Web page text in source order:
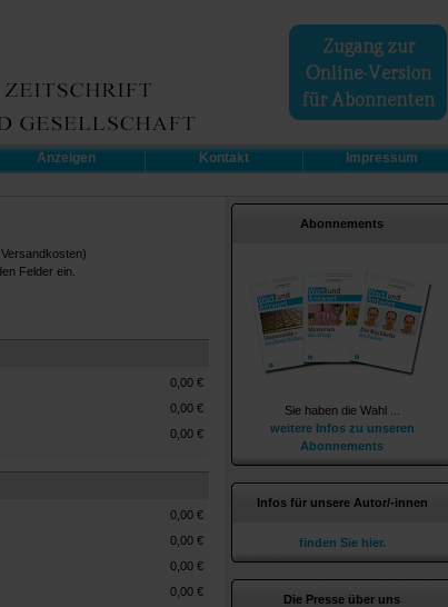
Anzeigen Kontakt Impressum
Felder ein.
0,00€
0,00€
0,00€
0,00€
0,00€
0,00€
0,00€
Abonnements
Sie haben die Wahl ...
weitere Infos zu unseren
Abonnements
Infos für unsere Autor/-innen
finden Sie hier.
Die Presse über uns